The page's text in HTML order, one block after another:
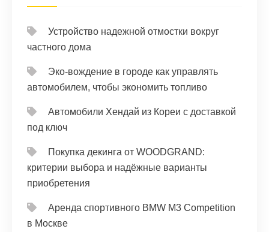
Устройство надежной отмостки вокруг
частного дома
Эко-вождение в городе как управлять
автомобилем, чтобы экономить топливо
Автомобили Хендай из Кореи с доставкой
под ключ
Покупка декинга от WOODGRAND:
критерии выбора и надёжные варианты
приобретения
Аренда спортивного BMW M3 Competition
в Москве